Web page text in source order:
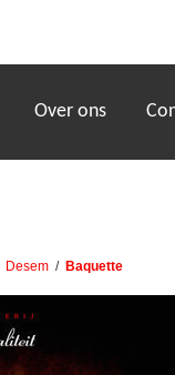
Over ons
Desem / Baquette